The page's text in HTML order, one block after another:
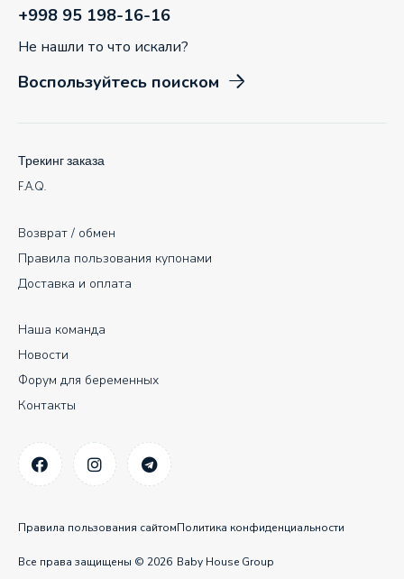
+998 95 198-16-16
Не нашли то что искали?
Воспользуйтесь поиском
Правила пользования сайтомПолитика конфиденциальности
Все права защищены © 2026 Baby House Group
Наша команда
Новости
Форум для беременных
Контакты
Возврат / обмен
Правила пользования купонами
Доставка и оплата
Трекинг заказа
F.A.Q.